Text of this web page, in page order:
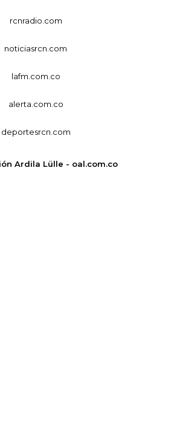
rcnradio.com
noticiasrcn.com
lafm.com.co
alerta.com.co
deportesrcn.com
Ardila Lülle - oal.com.co